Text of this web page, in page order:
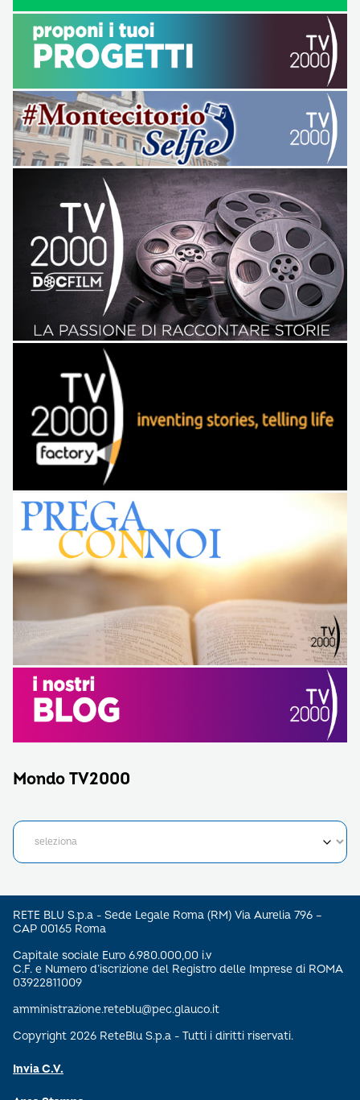
Mondo TV2000
RETE BLU S.p.a - Sede Legale Roma (RM) Via Aurelia 796 –
CAP 00165 Roma
Capitale sociale Euro 6.980.000,00 i.v
C.F. e Numero d’iscrizione del Registro delle Imprese di ROMA
03922811009
amministrazione.reteblu@pec.glauco.it
Copyright 2026 ReteBlu S.p.a - Tutti i diritti riservati.
Invia C.V.